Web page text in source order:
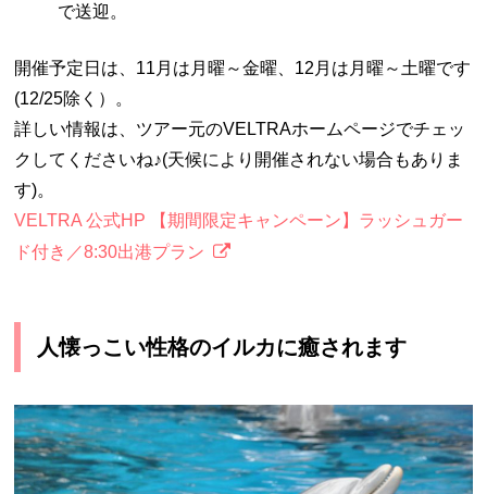
で送迎。
開催予定日は、11月は月曜～金曜、12月は月曜～土曜です
(12/25除く）。
詳しい情報は、ツアー元のVELTRAホームページでチェッ
クしてくださいね♪(天候により開催されない場合もありま
す)。
VELTRA 公式HP 【期間限定キャンペーン】ラッシュガー
ド付き／8:30出港プラン
人懐っこい性格のイルカに癒されます